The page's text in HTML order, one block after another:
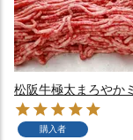
松阪牛極太まろやか
購入者